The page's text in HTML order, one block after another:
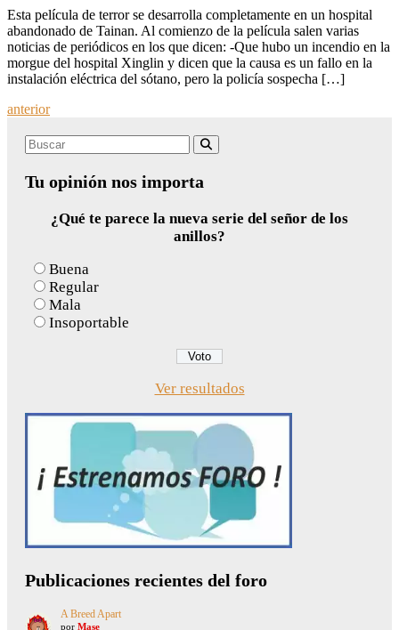
Esta película de terror se desarrolla completamente en un hospital
abandonado de Tainan. Al comienzo de la película salen varias
noticias de periódicos en los que dicen: -Que hubo un incendio en la
morgue del hospital Xinglin y dicen que la causa es un fallo en la
instalación eléctrica del sótano, pero la policía sospecha […]
Posts
navigation
anterior
Search
Tu opinión nos importa
¿Qué te parece la nueva serie del señor de los
anillos?
Buena
Regular
Mala
Insoportable
Ver resultados
Publicaciones recientes del foro
A Breed Apart
por Mase